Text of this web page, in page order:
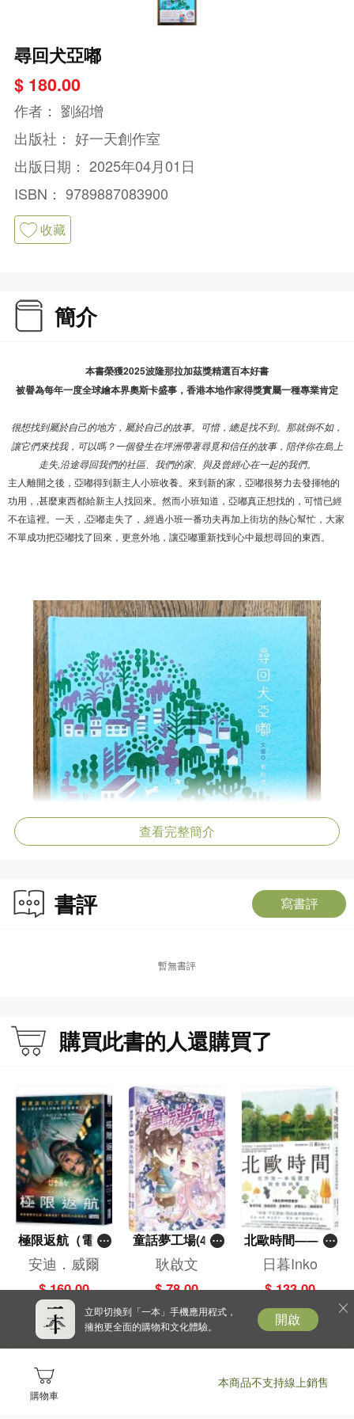
購物車
本商品不支持線上銷售
尋回犬亞嘟
$ 180.00
作者： 劉紹增
出版社： 好一天創作室
出版日期： 2025年04月01日
ISBN： 9789887083900
收藏
簡介
本書榮獲2025波隆那拉加茲獎精選百本好書
被譽為每年一度全球繪本界奧斯卡盛事，香港本地作家得獎實屬一種專業肯定
很想找到屬於自己的地方，屬於自己的故事。可惜，總是找不到。那就倒不如，
讓它們來找我，可以嗎？一個發生在坪洲帶著尋覓和信任的故事，陪伴你在島上
走失,沿途尋回我們的社區、我們的家、與及曾經心在一起的我們。
主人離開之後，亞嘟得到新主人小班收養。來到新的家，亞嘟很努力去發揮牠的
功用，,甚麼東西都給新主人找回來。然而小班知道，亞嘟真正想找的，可惜已經
不在這裡。一天，,亞嘟走失了，,經過小班一番功夫再加上街坊的熱心幫忙，大家
不單成功把亞嘟找了回來，更意外地，讓亞嘟重新找到心中最想尋回的東西。
查看完整簡介
書評 寫書評
暫無書評
購買此書的人還購買了
極限返航（電影
書衣典藏版）
（獨家收錄作者
訪談）
安迪．威爾
$ 160.00
童話夢工場(40)
——織女下凡結
奇緣
耿啟文
$ 78.00
北歐時間——世
界第一幸福國度
教會我的事
日暮Inko
$ 133.00
立即切換到「一本」手機應用程式，
擁抱更全面的購物和文化體驗。
開啟